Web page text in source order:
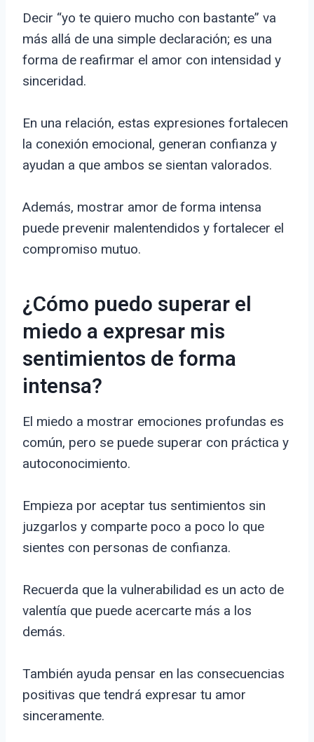
Decir “yo te quiero mucho con bastante” va
más allá de una simple declaración; es una
forma de reafirmar el amor con intensidad y
sinceridad.
En una relación, estas expresiones fortalecen
la conexión emocional, generan confianza y
ayudan a que ambos se sientan valorados.
Además, mostrar amor de forma intensa
puede prevenir malentendidos y fortalecer el
compromiso mutuo.
¿Cómo puedo superar el
miedo a expresar mis
sentimientos de forma
intensa?
El miedo a mostrar emociones profundas es
común, pero se puede superar con práctica y
autoconocimiento.
Empieza por aceptar tus sentimientos sin
juzgarlos y comparte poco a poco lo que
sientes con personas de confianza.
Recuerda que la vulnerabilidad es un acto de
valentía que puede acercarte más a los
demás.
También ayuda pensar en las consecuencias
positivas que tendrá expresar tu amor
sinceramente.